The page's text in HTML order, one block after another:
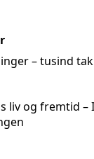
– tusind
liv og fremtid –